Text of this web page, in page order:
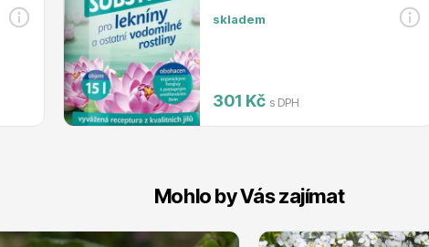
skladem
301 Kč s DPH
Mohlo by Vás zajímat